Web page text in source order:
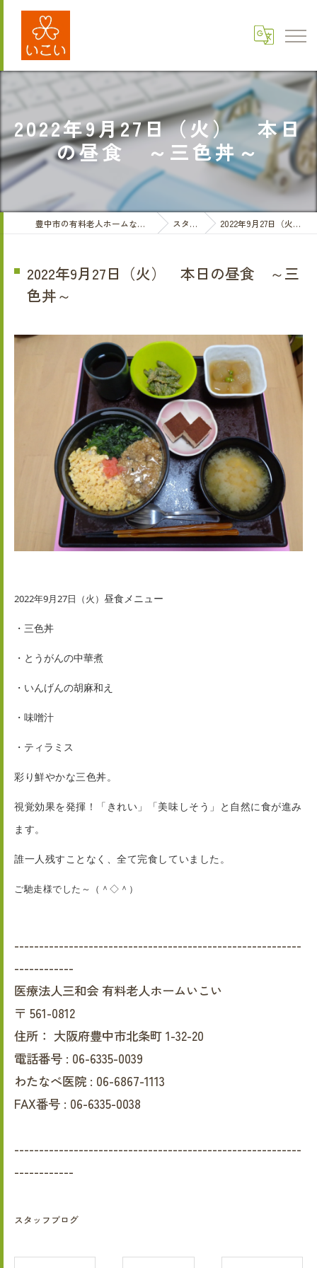
2022年9月27日（火） 本日
の昼食 ～三色丼～
豊中市の有料老人ホームなら医療法人三和会 有料老人ホームいこい スタッフブログ 2022年9月27日（火） 本日の昼食 ～三色丼～
2022年9月27日（火） 本日の昼食 ～三
色丼～
2022年9月27日（火） 昼食メニュー
・三色丼
・とうがんの中華煮
・いんげんの胡麻和え
・味噌汁
・ティラミス
彩り鮮やかな三色丼。
視覚効果を発揮！「きれい」「美味しそう」と自然に食が進み
ます。
誰一人残すことなく、全て完食していました。
ご馳走様でした～（＾◇＾）
----------------------------------------------------------
------------
医療法人三和会 有料老人ホームいこい
〒 561-0812
住所： 大阪府豊中市北条町 1-32-20
電話番号 : 06-6335-0039
わたなべ医院 : 06-6867-1113
FAX番号 : 06-6335-0038
----------------------------------------------------------
------------
スタッフブログ